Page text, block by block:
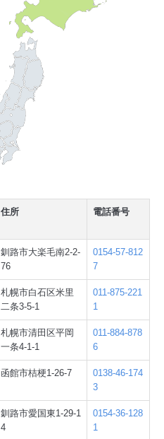
住所 電話番号
釧路市大楽毛南2-2-
76
0154-57-812
7
札幌市白石区米里
二条3-5-1
011-875-221
1
札幌市清田区平岡
一条4-1-1
011-884-878
6
函館市桔梗1-26-7
0138-46-174
3
釧路市愛国東1-29-1
4
0154-36-128
1